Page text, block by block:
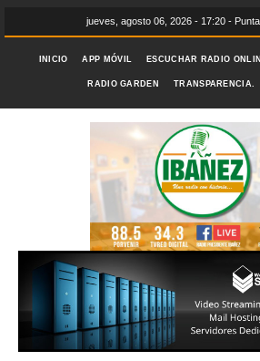
jueves, agosto 06, 2026 - 17:20 -
INICIO APP MÓVIL ESCUCHAR RADIO
RADIO GARDEN TRANSPARENCIA.